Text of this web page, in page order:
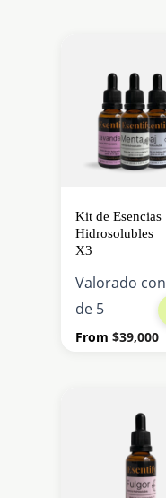
Kit de Esencias
Hidrosolubles
X3
Valorado con
de 5
From $39,000